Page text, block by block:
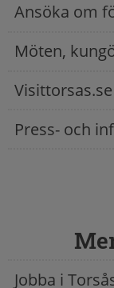
Ansöka om
Möten,
Visittorsas.se
Press- och
Jobba i